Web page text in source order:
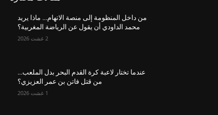
من داخل المنظومة إلى منصة الاتهام… ماذا يريد
محمد الداودي أن يقول عن الرياضة المغربية؟
2 غشت 2026
عندما تختار لاعبة كرة القدم البحر بدل الملعب…
من قتل فاتن بن عمر العزيزي؟
1 غشت 2026